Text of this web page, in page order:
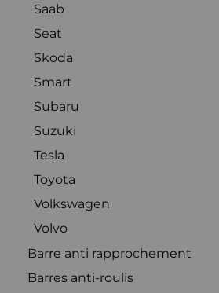
Saab
Seat
Skoda
Smart
Subaru
Suzuki
Tesla
Toyota
Volkswagen
Volvo
Barre anti rapprochement
Barres anti-roulis